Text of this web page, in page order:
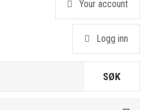
Your account
Logg inn
SØK